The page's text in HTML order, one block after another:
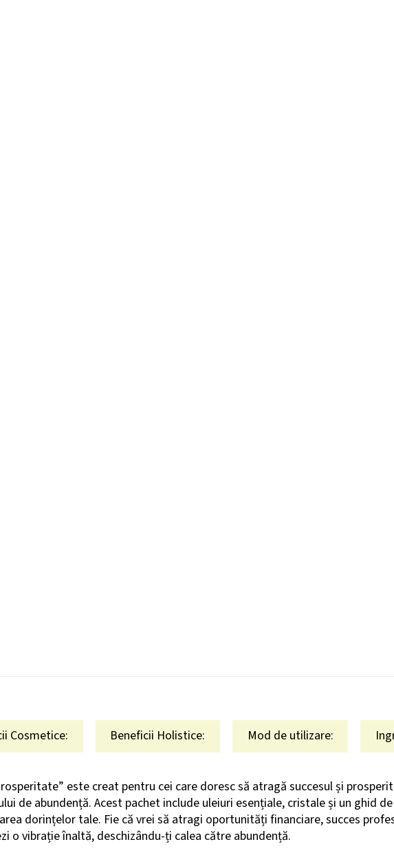
Cosmetice: Beneficii Holistice: Mod de utilizare:
este creat pentru cei care doresc să atragă succesul și
de abundență. Acest pachet include uleiuri esențiale, cristale și un ghid
dorințelor tale. Fie că vrei să atragi oportunități financiare, succes
o vibrație înaltă, deschizându-ți calea către abundență.